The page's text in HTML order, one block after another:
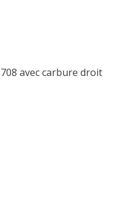
avec carbure droit